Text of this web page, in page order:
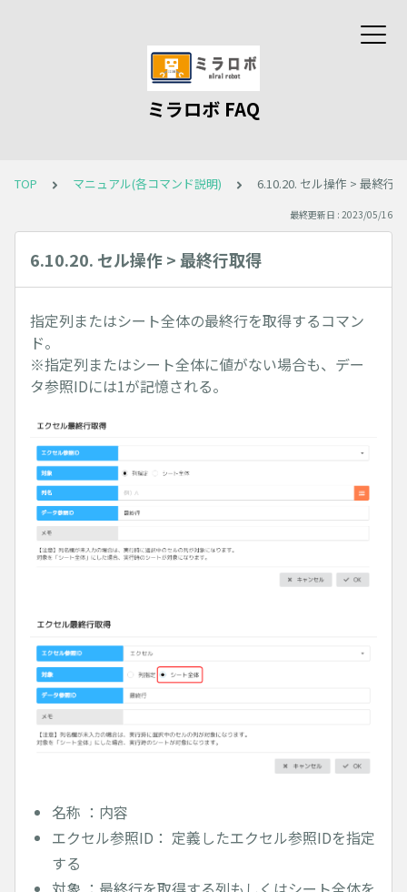
ミラロボ FAQ
TOP マニュアル(各コマンド説明) 6.10.20. セル操作 > 最終行
最終更新日 : 2023/05/16
6.10.20. セル操作 > 最終行取得
指定列またはシート全体の最終行を取得するコマン
ド。
※指定列またはシート全体に値がない場合も、デー
タ参照IDには1が記憶される。
名称 ：内容
エクセル参照ID： 定義したエクセル参照IDを指定
する